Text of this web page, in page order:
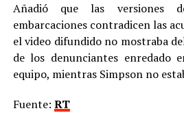
Añadió que las versiones
embarcaciones contradicen las
el video difundido no mostraba
de los denunciantes enredado
equipo, mientras Simpson no
Fuente: RT